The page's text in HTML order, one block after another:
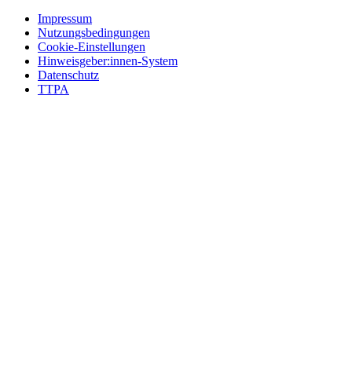
Impressum
Nutzungsbedingungen
Cookie-Einstellungen
Hinweisgeber:innen-System
Datenschutz
TTPA